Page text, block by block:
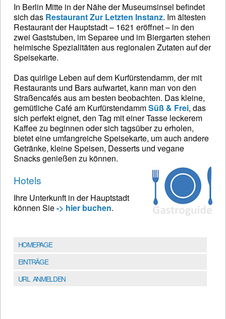
In Berlin Mitte in der Nähe der Museumsinsel befindet
sich das Restaurant Zur Letzten Instanz. Im ältesten
Restaurant der Hauptstadt – 1621 eröffnet – in den
zwei Gaststuben, im Separee und im Biergarten stehen
heimische Spezialitäten aus regionalen Zutaten auf der
Speisekarte.
Das quirlige Leben auf dem Kurfürstendamm, der mit
Restaurants und Bars aufwartet, kann man von den
Straßencafés aus am besten beobachten. Das kleine,
gemütliche Café am KurfürstendammSüß & Frei, das
sich perfekt eignet, den Tag mit einer Tasse leckerem
Kaffee zu beginnen oder sich tagsüber zu erholen,
bietet eine umfangreiche Speisekarte, um auch andere
Getränke, kleine Speisen, Desserts und vegane
Snacks genießen zu können.
Hotels
Ihre Unterkunft in der Hauptstadt
können Sie-> hier buchen.
HOMEPAGE
EINTRÄGE
URL ANMELDEN